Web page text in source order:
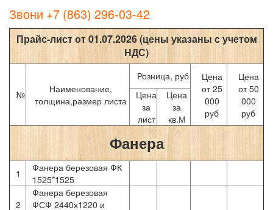
Звони +7 (863) 296-03-42
Прайс-лист от 01.07.2026 (цены указаны с учетом
НДС)
№
Наименование,
толщина,размер листа
Розница, руб
Цена
от 25
000
руб
Цена
от 50
000
руб
Цена
за
лист
Цена
за
кв.М
Фанера
1
Фанера березовая ФК
1525*1525
2
Фанера березовая
ФСФ 2440х1220 и